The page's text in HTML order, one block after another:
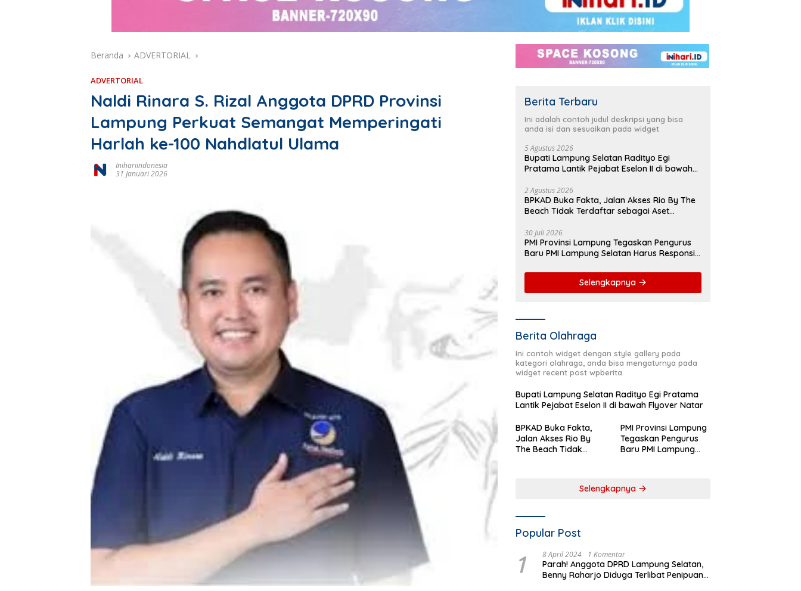
Beranda ADVERTORIAL
ADVERTORIAL
Naldi Rinara S. Rizal Anggota DPRD Provinsi
Lampung Perkuat Semangat Memperingati
Harlah ke-100 Nahdlatul Ulama
Inihariindonesia
31 Januari 2026
Berita Terbaru
Ini adalah contoh judul deskripsi yang bisa
anda isi dan sesuaikan pada widget
5 Agustus 2026
Bupati Lampung Selatan Radityo Egi
Pratama Lantik Pejabat Eselon II di bawah
2 Agustus 2026
BPKAD Buka Fakta, Jalan Akses Rio By The
Beach Tidak Terdaftar sebagai Aset
30 Juli 2026
PMI Provinsi Lampung Tegaskan Pengurus
Baru PMI Lampung Selatan Harus Responsif
Selengkapnya
Berita Olahraga
Ini contoh widget dengan style gallery pada
kategori olahraga, anda bisa mengaturnya pada
widget recent post wpberita.
Bupati Lampung Selatan Radityo Egi Pratama
Lantik Pejabat Eselon II di bawah Flyover Natar
BPKAD Buka Fakta,
Jalan Akses Rio By
The Beach Tidak
PMI Provinsi Lampung
Tegaskan Pengurus
Baru PMI Lampung
Selengkapnya
Popular Post
1 8 April 2024 1 Komentar
Parah! Anggota DPRD Lampung Selatan,
Benny Raharjo Diduga Terlibat Penipuan